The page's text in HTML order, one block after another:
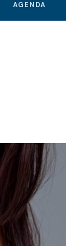
AGENDA